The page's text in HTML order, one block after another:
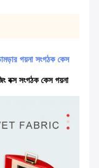
গয়না সংগঠক কেস
বক্স সংগঠক কেস গয়না